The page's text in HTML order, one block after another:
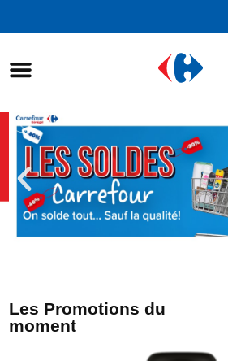
Les Promotions du
moment